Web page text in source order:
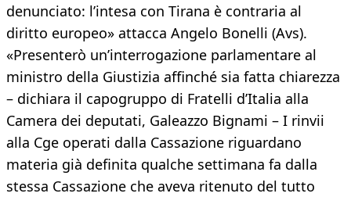
denunciato: l’intesa con Tirana è contraria al
diritto europeo» attacca Angelo Bonelli (Avs).
«Presenterò un’interrogazione parlamentare al
ministro della Giustizia affinché sia fatta chiarezza
– dichiara il capogruppo di Fratelli d’Italia alla
Camera dei deputati, Galeazzo Bignami – I rinvii
alla Cge operati dalla Cassazione riguardano
materia già definita qualche settimana fa dalla
stessa Cassazione che aveva ritenuto del tutto